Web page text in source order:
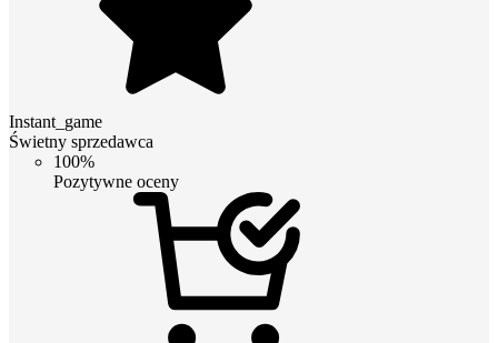
Instant_game
Świetny sprzedawca
100%
Pozytywne oceny